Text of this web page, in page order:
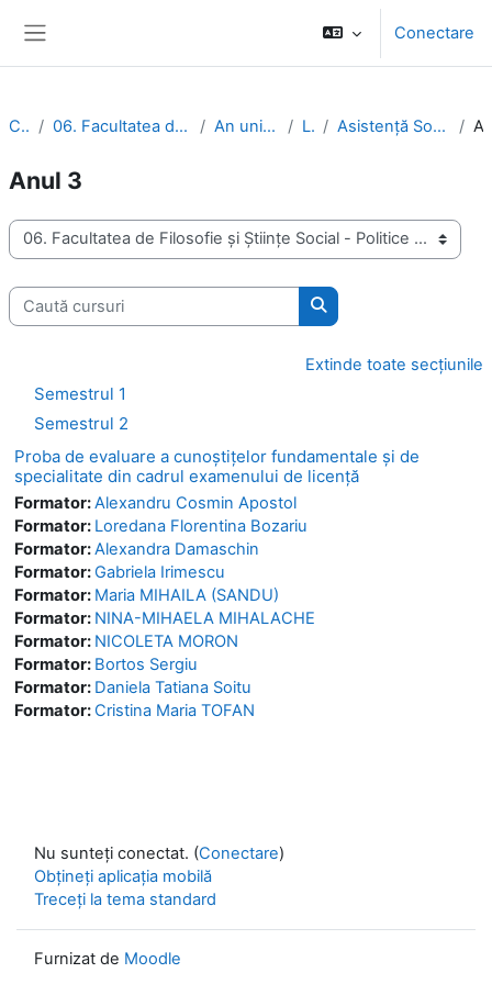
Conectare
Cursuri 06. Facultatea de Filosofie și Științe Social - Politice An universitar 2023-2024 Licență Asistență Socială Invățământ cu Frecvență
Anul 3
Categorii curs
Caută cursuri
Caută cursuri
Extinde toate secțiunile
Semestrul 1
Semestrul 2
Proba de evaluare a cunoștițelor fundamentale și de
specialitate din cadrul examenului de licență
Formator:Alexandru Cosmin Apostol
Formator: Loredana Florentina Bozariu
Formator:Alexandra Damaschin
Formator:Gabriela Irimescu
Formator: Maria MIHAILA (SANDU)
Formator: NINA-MIHAELA MIHALACHE
Formator: NICOLETA MORON
Formator: Bortos Sergiu
Formator: Daniela Tatiana Soitu
Formator:Cristina Maria TOFAN
Nu sunteți conectat. (Conectare)
Obțineți aplicația mobilă
Treceți la tema standard
Furnizat de Moodle